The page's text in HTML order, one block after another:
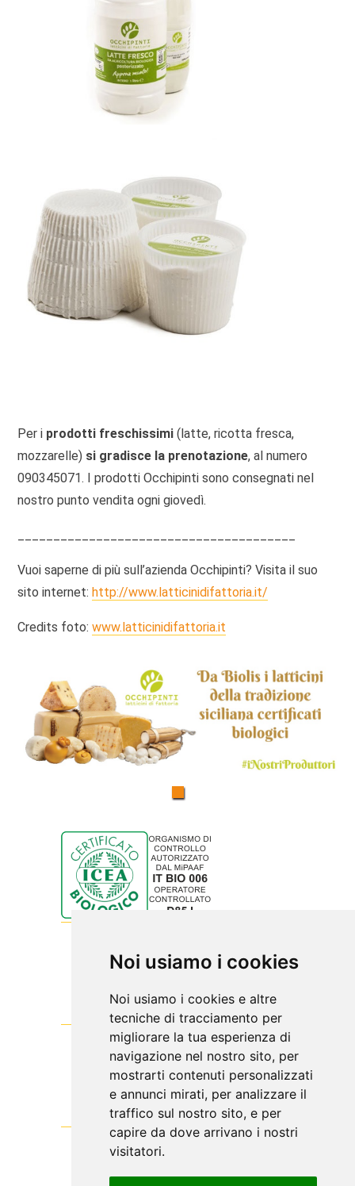
Noi usiamo i cookies
Noi usiamo i cookies e altre
tecniche di tracciamento per
migliorare la tua esperienza di
navigazione nel nostro sito, per
mostrarti contenuti personalizzati
e annunci mirati, per analizzare il
traffico sul nostro sito, e per
capire da dove arrivano i nostri
visitatori.
Per i prodotti freschissimi (latte, ricotta fresca,
mozzarelle) si gradisce la prenotazione, al numero
090345071. I prodotti Occhipinti sono consegnati nel
nostro punto vendita ogni giovedì.
Vuoi saperne di più sull’azienda Occhipinti? Visita il suo
sito internet:http://www.latticinidifattoria.it/
Credits foto:www.latticinidifattoria.it